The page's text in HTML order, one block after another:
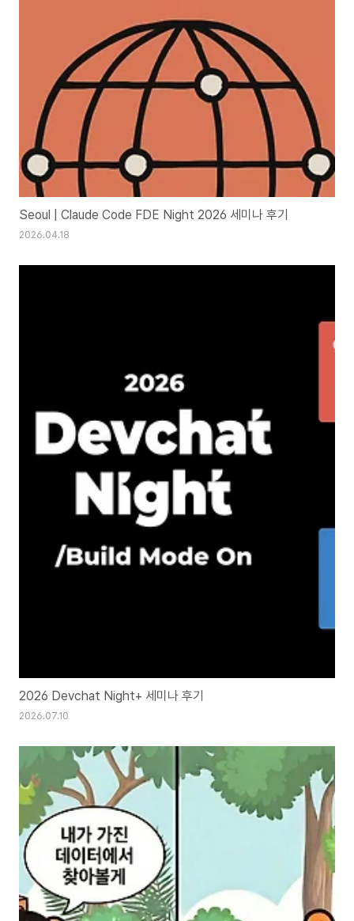
Seoul | Claude Code FDE Night 2026 세미나 후기
2026.04.18
2026 Devchat Night+ 세미나 후기
2026.07.10